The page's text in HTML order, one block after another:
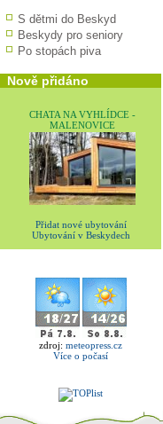
S dětmi do Beskyd
Beskydy pro seniory
Po stopách piva
Nově přidáno
CHATA NA VYHLÍDCE -
MALENOVICE
Přidat nové ubytování
Ubytování v Beskydech
zdroj: meteopress.cz
Více o počasí